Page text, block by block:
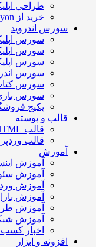
طراحی
خرید از CodeCanyon
سورس اندروید
سورس
سورس
سورس
سورس
سورس
سورس بازی
پکیج
قالب و پوسته
قالب HTML
قالب
آموزش
آموزش
آموزش
آموزش
آموزش
آموزش
آموزش
اخبار کسب
افزونه و ابزار